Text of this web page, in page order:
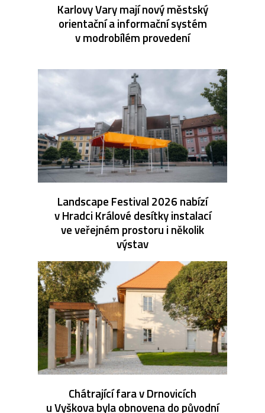
Karlovy Vary mají nový městský
orientační a informační systém
v modrobílém provedení
Landscape Festival 2026 nabízí
v Hradci Králové desítky instalací
ve veřejném prostoru i několik
výstav
Chátrající fara v Drnovicích
u Vyškova byla obnovena do původní